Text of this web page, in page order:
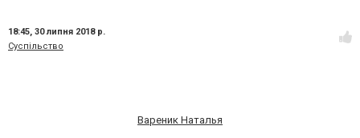
18:45, 30 липня 2018 р.
Суспільство
Вареник Наталья